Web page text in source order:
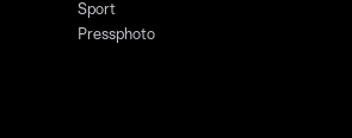
Sport
Pressphoto